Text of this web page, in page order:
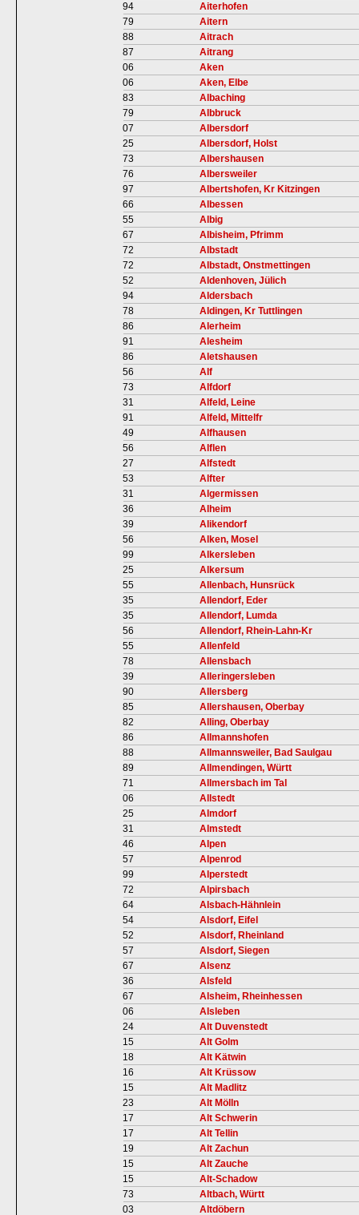
94
Aiterhofen
79
Aitern
88
Aitrach
87
Aitrang
06
Aken
06
Aken, Elbe
83
Albaching
79
Albbruck
07
Albersdorf
25
Albersdorf, Holst
73
Albershausen
76
Albersweiler
97
Albertshofen, Kr Kitzingen
66
Albessen
55
Albig
67
Albisheim, Pfrimm
72
Albstadt
72
Albstadt, Onstmettingen
52
Aldenhoven, Jülich
94
Aldersbach
78
Aldingen, Kr Tuttlingen
86
Alerheim
91
Alesheim
86
Aletshausen
56
Alf
73
Alfdorf
31
Alfeld, Leine
91
Alfeld, Mittelfr
49
Alfhausen
56
Alflen
27
Alfstedt
53
Alfter
31
Algermissen
36
Alheim
39
Alikendorf
56
Alken, Mosel
99
Alkersleben
25
Alkersum
55
Allenbach, Hunsrück
35
Allendorf, Eder
35
Allendorf, Lumda
56
Allendorf, Rhein-Lahn-Kr
55
Allenfeld
78
Allensbach
39
Alleringersleben
90
Allersberg
85
Allershausen, Oberbay
82
Alling, Oberbay
86
Allmannshofen
88
Allmannsweiler, Bad Saulgau
89
Allmendingen, Württ
71
Allmersbach im Tal
06
Allstedt
25
Almdorf
31
Almstedt
46
Alpen
57
Alpenrod
99
Alperstedt
72
Alpirsbach
64
Alsbach-Hähnlein
54
Alsdorf, Eifel
52
Alsdorf, Rheinland
57
Alsdorf, Siegen
67
Alsenz
36
Alsfeld
67
Alsheim, Rheinhessen
06
Alsleben
24
Alt Duvenstedt
15
Alt Golm
18
Alt Kätwin
16
Alt Krüssow
15
Alt Madlitz
23
Alt Mölln
17
Alt Schwerin
17
Alt Tellin
19
Alt Zachun
15
Alt Zauche
15
Alt-Schadow
73
Altbach, Württ
03
Altdöbern